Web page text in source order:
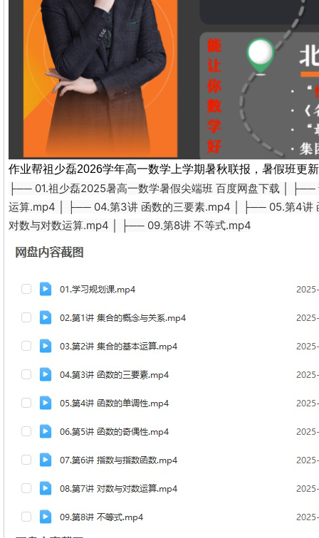
作业帮祖少磊2026学年高一数学上学期暑秋联报，暑假班更
├── 01.祖少磊2025暑高一数学暑假尖端班 百度网盘下载 │
运算.mp4 │ ├── 04.第3讲 函数的三要素.mp4 │ ├── 05.第4
对数与对数运算.mp4 │ ├── 09.第8讲 不等式.mp4